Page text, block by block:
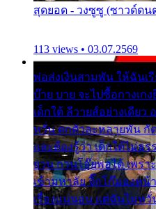
สุดยอด - วงซูซู (ซาวด์ดน
113 views • 03.07.2569
พ่อส่งเงินสามพัน ให้ฉันเ
บ๊าย บาย จะไปซื้อกางเก
เด็กใต้ ลีวายส์อย่างเดียว
หวั่น ตกตัวละหลายพัน กั
และต้องรู้ว่า เด็กใต้ไม่ธ
ยวน กวนโอ๊ยพอได้ เพรา
เข้ามหาลัย จิ๊กโก๊มองหน้
เรื่องแน่นอน แต่ฉันไม่หวั่